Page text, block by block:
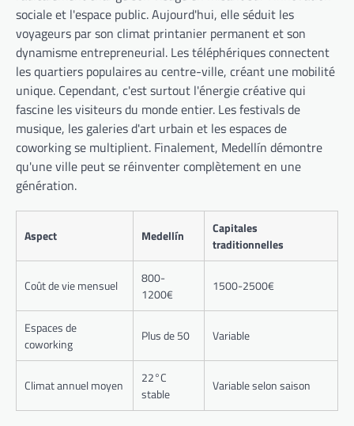
sociale et l'espace public. Aujourd'hui, elle séduit les
voyageurs par son climat printanier permanent et son
dynamisme entrepreneurial. Les téléphériques connectent
les quartiers populaires au centre-ville, créant une mobilité
unique. Cependant, c'est surtout l'énergie créative qui
fascine les visiteurs du monde entier. Les festivals de
musique, les galeries d'art urbain et les espaces de
coworking se multiplient. Finalement, Medellín démontre
qu'une ville peut se réinventer complètement en une
génération.
Aspect Medellín
Capitales
traditionnelles
Coût de vie mensuel
800-
1200€
1500-2500€
Espaces de
coworking
Plus de 50 Variable
Climat annuel moyen
22°C
stable
Variable selon saison